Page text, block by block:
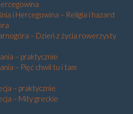
i Hercegowina – Religia i hazard
– Dzień z życia rowerzysty
– praktycznie
– Pięć chwil tu i tam
– praktycznie
– Mity greckie